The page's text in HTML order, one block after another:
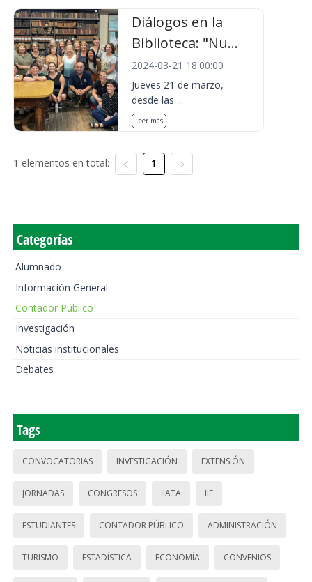
Diálogos en la
Biblioteca: "Nu...
2024-03-21 18:00:00
Jueves 21 de marzo,
desde las ...
Leer más
1 elementos en total: 1
Categorías
Alumnado
Información General
Contador Público
Investigación
Noticias institucionales
Debates
Tags
CONVOCATORIAS INVESTIGACIÓN EXTENSIÓN
JORNADAS CONGRESOS IIATA IIE
ESTUDIANTES CONTADOR PÚBLICO ADMINISTRACIÓN
TURISMO ESTADÍSTICA ECONOMÍA CONVENIOS